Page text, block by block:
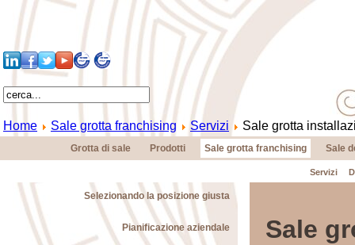
Home Sale grotta franchising Servizi Sale grotta
Grotta di sale Prodotti Sale grotta franchising Sale
Servizi
Selezionando la posizione giusta
Pianificazione aziendale Sale